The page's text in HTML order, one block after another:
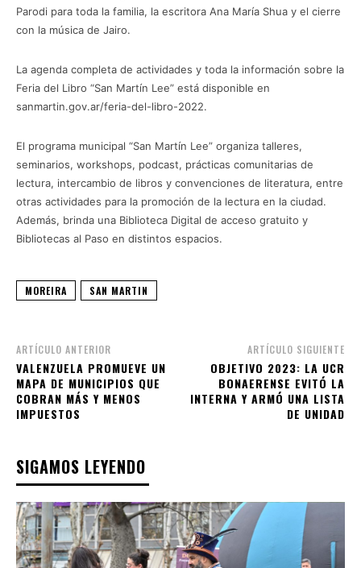
Parodi para toda la familia, la escritora Ana María Shua y el cierre
con la música de Jairo.
La agenda completa de actividades y toda la información sobre la
Feria del Libro “San Martín Lee” está disponible en
sanmartin.gov.ar/feria-del-libro-2022.
El programa municipal “San Martín Lee” organiza talleres,
seminarios, workshops, podcast, prácticas comunitarias de
lectura, intercambio de libros y convenciones de literatura, entre
otras actividades para la promoción de la lectura en la ciudad.
Además, brinda una Biblioteca Digital de acceso gratuito y
Bibliotecas al Paso en distintos espacios.
MOREIRA SAN MARTIN
ARTÍCULO ANTERIOR
VALENZUELA PROMUEVE UN
MAPA DE MUNICIPIOS QUE
COBRAN MÁS Y MENOS
IMPUESTOS
ARTÍCULO SIGUIENTE
OBJETIVO 2023: LA UCR
BONAERENSE EVITÓ LA
INTERNA Y ARMÓ UNA LISTA
DE UNIDAD
SIGAMOS LEYENDO